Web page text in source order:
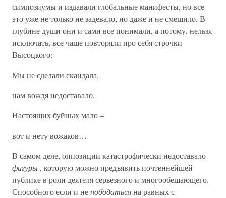
симпозиумы и издавали глобальные манифесты, но все
это уже не только не задевало, но даже и не смешило. В
глубине души они и сами все понимали, а потому, нельзя
исключать, все чаще повторяли про себя строчки
Высоцкого:
Мы не сделали скандала,
нам вождя недоставало.
Настоящих буйных мало –
вот и нету вожаков…
В самом деле, оппозиции катастрофически недоставало
фигуры , которую можно предъявить почтеннейшей
публике в роли деятеля серьезного и многообещающего.
Способного если и непободатьсяна равных с